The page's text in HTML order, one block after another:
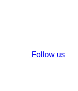
Follow us